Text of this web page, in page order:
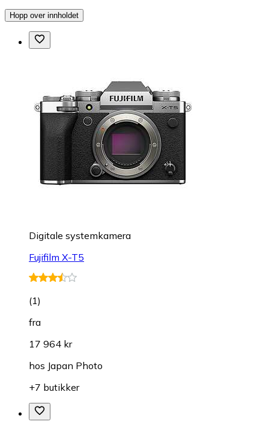
Hopp over innholdet
Digitale systemkamera
Fujifilm X-T5
(1)
fra
17 964 kr
hos Japan Photo
+7 butikker